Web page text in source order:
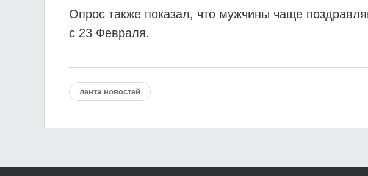
Опрос также показал, что мужчины чаще
с 23 Февраля.
лента новостей